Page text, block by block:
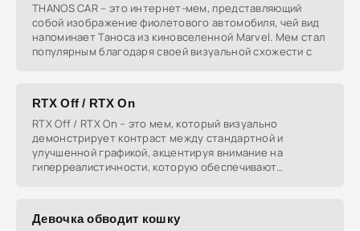
THANOS CAR – это интернет-мем, представляющий
собой изображение фиолетового автомобиля, чей вид
напоминает Таноса из киновселенной Marvel. Мем стал
популярным благодаря своей визуальной схожести с
RTX Off / RTX On
RTX Off / RTX On – это мем, который визуально
демонстрирует контраст между стандартной и
улучшенной графикой, акцентируя внимание на
гиперреалистичности, которую обеспечивают
Девочка обводит кошку